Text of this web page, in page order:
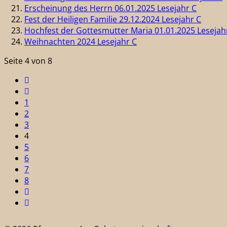
Erscheinung des Herrn 06.01.2025 Lesejahr C
Fest der Heiligen Familie 29.12.2024 Lesejahr C
Hochfest der Gottesmutter Maria 01.01.2025
Weihnachten 2024 Lesejahr C
Seite 4 von 8
1
2
3
4
5
6
7
8